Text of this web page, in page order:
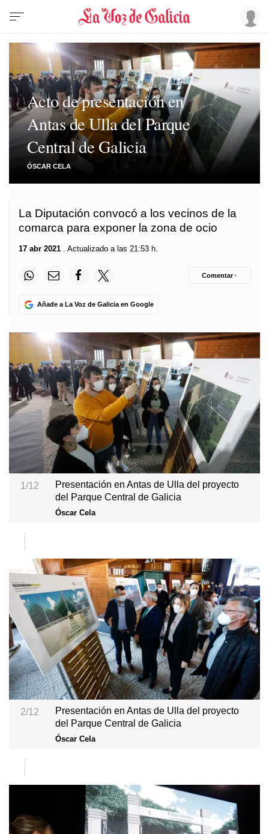
Acto de presentación en
Antas de Ulla del Parque
Central de Galicia
ÓSCAR CELA
La Diputación convocó a los vecinos de la
comarca para exponer la zona de ocio
17 abr 2021 . Actualizado a las 21:53 h.
Añade a La Voz de Galicia en Google
Comentar ·
1/12
Presentación en Antas de Ulla del proyecto
del Parque Central de Galicia
Óscar Cela
2/12
Presentación en Antas de Ulla del proyecto
del Parque Central de Galicia
Óscar Cela